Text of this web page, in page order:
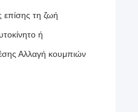
επίσης τη ζωή
ή
Αλλαγή κουμπιών